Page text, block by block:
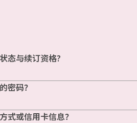
态与续订资格?
密码？
式或信用卡信息？